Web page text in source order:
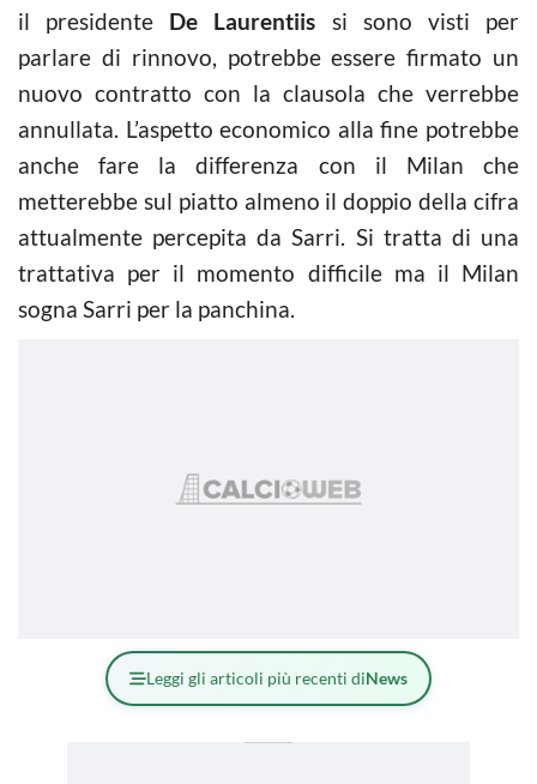
il presidente De Laurentiis si sono visti per
parlare di rinnovo, potrebbe essere firmato un
nuovo contratto con la clausola che verrebbe
annullata. L’aspetto economico alla fine potrebbe
anche fare la differenza con il Milan che
metterebbe sul piatto almeno il doppio della cifra
attualmente percepita da Sarri. Si tratta di una
trattativa per il momento difficile ma il Milan
sogna Sarri per la panchina.
Leggi gli articoli più recenti diNews